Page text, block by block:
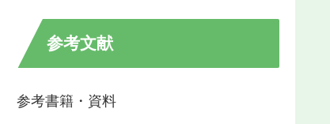
参考文献
参考書籍・資料